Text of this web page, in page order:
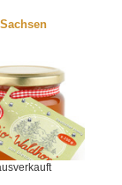
Sachsen